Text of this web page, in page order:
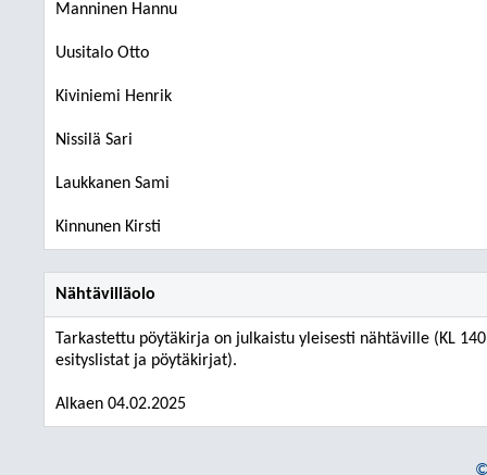
Manninen Hannu
Uusitalo Otto
Kiviniemi Henrik
Nissilä Sari
Laukkanen Sami
Kinnunen Kirsti
Nähtävilläolo
Tarkastettu pöytäkirja on julkaistu yleisesti nähtäville (KL
esityslistat ja pöytäkirjat).
Alkaen 04.02.2025